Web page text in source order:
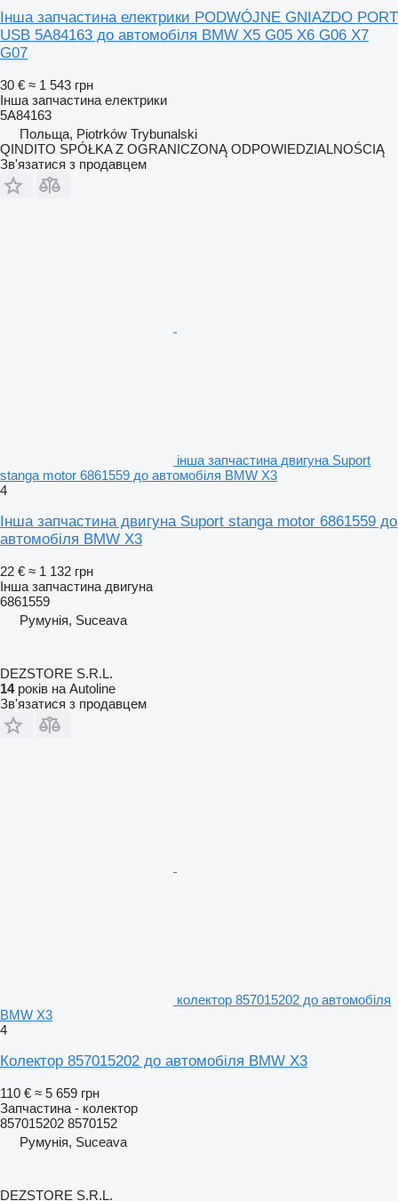
Інша запчастина електрики PODWÓJNE GNIAZDO PORT
USB 5A84163 до автомобіля BMW X5 G05 X6 G06 X7
G07
30 € ≈ 1 543 грн
Інша запчастина електрики
5A84163
Польща, Piotrków Trybunalski
QINDITO SPÓŁKA Z OGRANICZONĄ ODPOWIEDZIALNOŚCIĄ
Зв'язатися з продавцем
інша запчастина двигуна Suport
stanga motor 6861559 до автомобіля BMW X3
4
Інша запчастина двигуна Suport stanga motor 6861559 до
автомобіля BMW X3
22 € ≈ 1 132 грн
Інша запчастина двигуна
6861559
Румунія, Suceava
DEZSTORE S.R.L.
14років на Autoline
Зв'язатися з продавцем
колектор 857015202 до автомобіля
BMW X3
4
Колектор 857015202 до автомобіля BMW X3
110 € ≈ 5 659 грн
Запчастина - колектор
857015202 8570152
Румунія, Suceava
DEZSTORE S.R.L.